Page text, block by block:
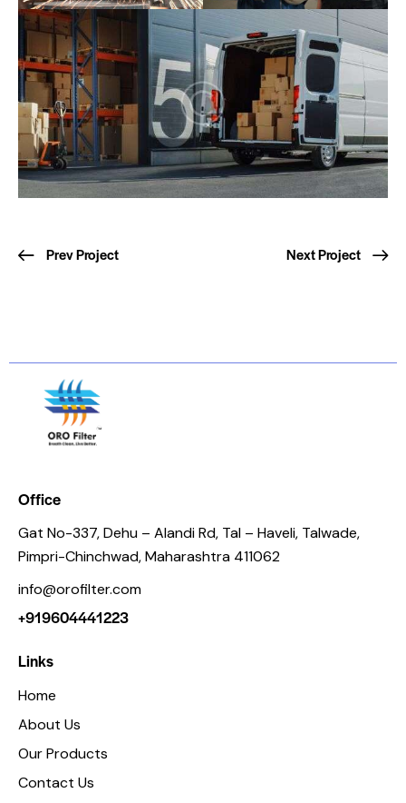
Prev Project Next Project
Office
Gat No-337, Dehu – Alandi Rd, Tal – Haveli, Talwade,
Pimpri-Chinchwad, Maharashtra 411062
info@orofilter.com
+919604441223
Links
Home
About Us
Our Products
Contact Us